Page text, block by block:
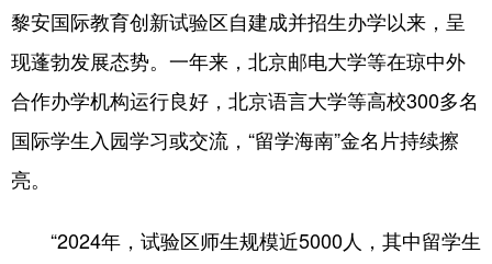
黎安国际教育创新试验区自建成并招生办学以来，呈
现蓬勃发展态势。一年来，北京邮电大学等在琼中外
合作办学机构运行良好，北京语言大学等高校300多名
国际学生入园学习或交流，“留学海南”金名片持续擦
亮。
“2024年，试验区师生规模近5000人，其中留学生